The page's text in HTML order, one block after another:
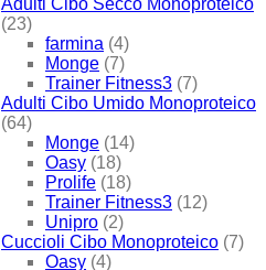
Adulti Cibo Secco Monoproteico
(23)
farmina (4)
Monge (7)
Trainer Fitness3 (7)
Adulti Cibo Umido Monoproteico
(64)
Monge (14)
Oasy (18)
Prolife (18)
Trainer Fitness3 (12)
Unipro (2)
Cuccioli Cibo Monoproteico (7)
Oasy (4)